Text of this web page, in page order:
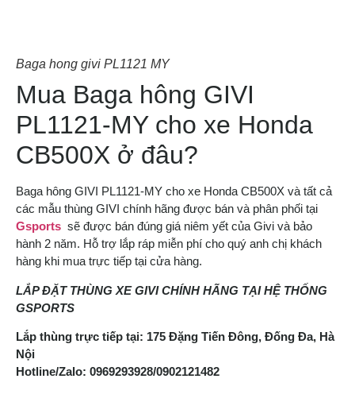
Baga hong givi PL1121 MY
Mua Baga hông GIVI
PL1121-MY cho xe Honda
CB500X ở đâu?
Baga hông GIVI PL1121-MY cho xe Honda CB500X và tất cả
các mẫu thùng GIVI chính hãng được bán và phân phối tại
Gsports sẽ được bán đúng giá niêm yết của Givi và bảo
hành 2 năm. Hỗ trợ lắp ráp miễn phí cho quý anh chị khách
hàng khi mua trực tiếp tại cửa hàng.
LẮP ĐẶT THÙNG XE GIVI CHÍNH HÃNG TẠI HỆ THỐNG
GSPORTS
Lắp thùng trực tiếp tại: 175 Đặng Tiến Đông, Đống Đa, Hà
Nội
Hotline/Zalo: 0969293928/0902121482